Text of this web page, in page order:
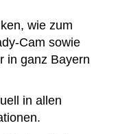
wie zum
Cam sowie
in ganz Bayern
in allen